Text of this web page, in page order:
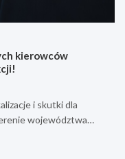
kierowców
i skutki dla
województwa…